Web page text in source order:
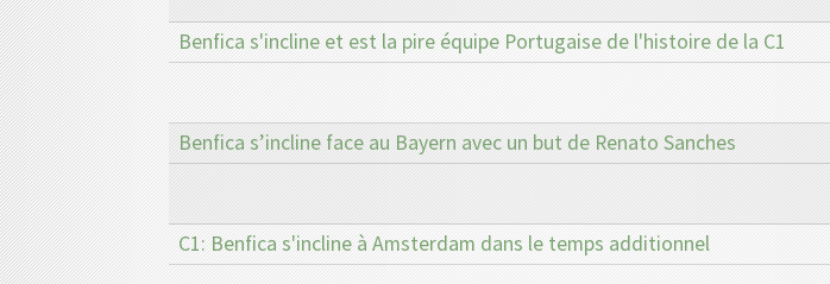
Benfica s'incline et est la pire équipe Portugaise de l'histoire de la C1
Benfica s’incline face au Bayern avec un but de Renato Sanches
C1: Benfica s'incline à Amsterdam dans le temps additionnel